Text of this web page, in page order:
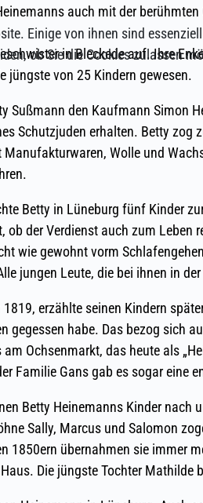
Einige von ihnen sind
ob Sie die Cookies zulassen